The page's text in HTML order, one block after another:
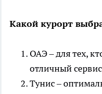
Какой курорт
ОАЭ – для тех,
отличный
Тунис –